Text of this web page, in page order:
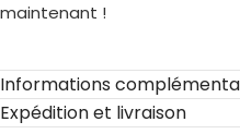
maintenant !
Informations
Expédition et livraison